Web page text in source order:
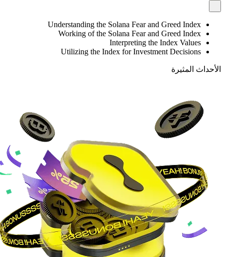
Understanding the Solana Fear and Greed Index
Working of the Solana Fear and Greed Index
Interpreting the Index Values
Utilizing the Index for Investment Decisions
الأحداث المثيرة